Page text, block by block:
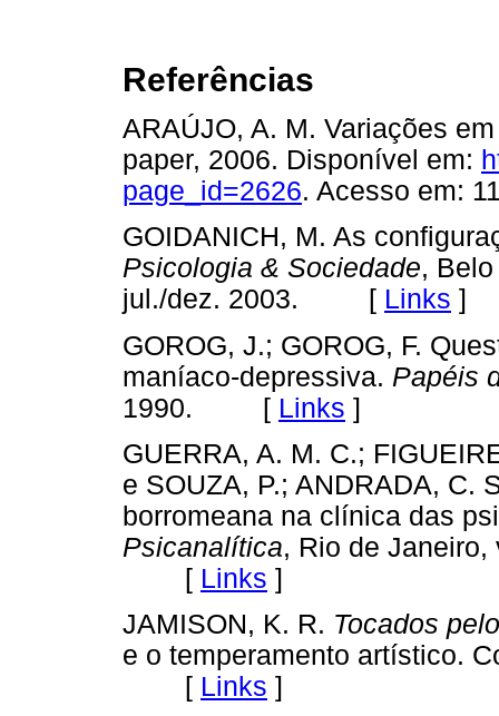
Referências
ARAÚJO, A. M. Variações
paper, 2006. Disponível em:
page_id=2626. Acesso
GOIDANICH, M. As
Psicologia & Sociedade,
jul./dez. 2003. [ Links ]
GOROG, J.; GOROG, F.
maníaco-depressiva. Papéis
1990. [ Links ]
GUERRA, A. M. C.;
e SOUZA, P.; ANDRADA, C.
borromeana na clínica das
Psicanalítica, Rio de Janeiro,
[ Links ]
JAMISON, K. R. Tocados
e o temperamento artístico.
[ Links ]